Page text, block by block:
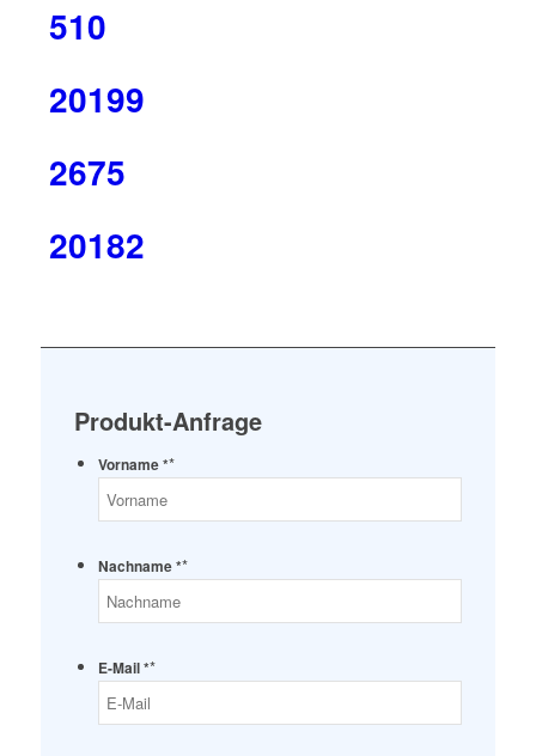
510
20199
2675
20182
Produkt-Anfrage
Vorname **
Nachname **
E-Mail **